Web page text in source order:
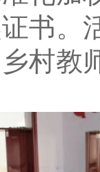
书。
村教